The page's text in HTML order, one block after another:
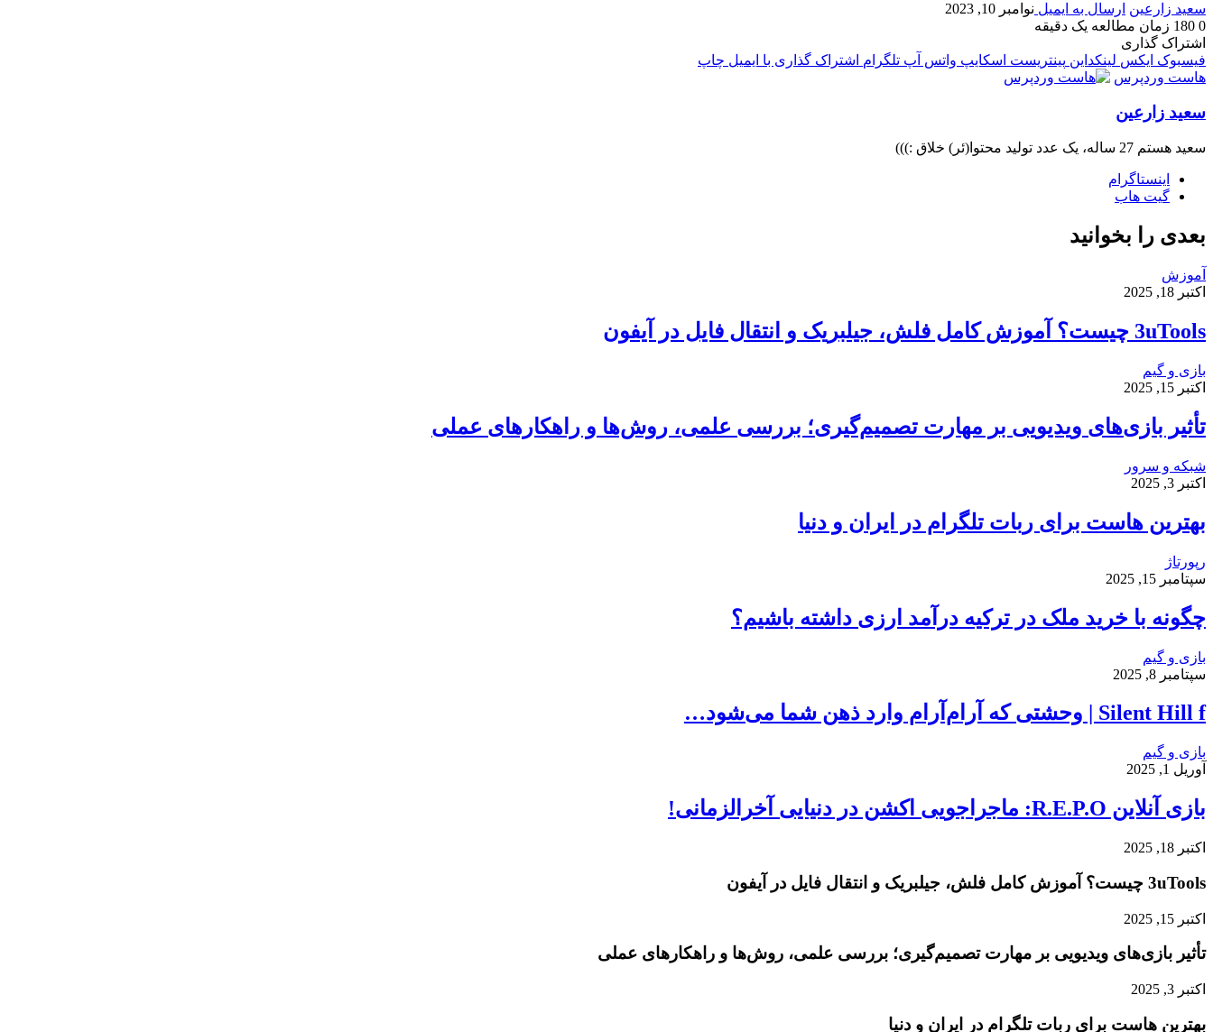
سعید زارعین ارسال به ایمیل نوامبر 10, 2023
0
زمان مطالعه یک دقیقه
اشتراک گذاری
فیسبوک ایکس لینکداین پینتریست اسکایپ واتس آپ تلگرام اشتراک گذاری با ایمیل چاپ
هاست وردپرس
سعید زارعین
سعید هستم 27 ساله، یک عدد تولید محتوا(ئر) خلاق :)))
اینستاگرام
گیت ‌هاب
بعدی را بخوانید
آموزش
اکتبر 18, 2025
3uTools چیست؟ آموزش کامل فلش، جیلبریک و انتقال فایل در آیفون
بازی و گیم
اکتبر 15, 2025
تأثیر بازی‌های ویدیویی بر مهارت تصمیم‌گیری؛ بررسی علمی، روش‌ها و راهکارهای عملی
شبکه و سرور
اکتبر 3, 2025
بهترین هاست برای ربات تلگرام در ایران و دنیا
رپورتاژ
سپتامبر 15, 2025
چگونه با خرید ملک در ترکیه درآمد ارزی داشته باشیم؟
بازی و گیم
سپتامبر 8, 2025
Silent Hill f | وحشتی که آرام‌آرام وارد ذهن شما می‌شود…
بازی و گیم
آوریل 1, 2025
بازی آنلاین R.E.P.O: ماجراجویی اکشن در دنیایی آخرالزمانی!
اکتبر 18, 2025
3uTools چیست؟ آموزش کامل فلش، جیلبریک و انتقال فایل در آیفون
اکتبر 15, 2025
تأثیر بازی‌های ویدیویی بر مهارت تصمیم‌گیری؛ بررسی علمی، روش‌ها و راهکارهای عملی
اکتبر 3, 2025
بهترین هاست برای ربات تلگرام در ایران و دنیا